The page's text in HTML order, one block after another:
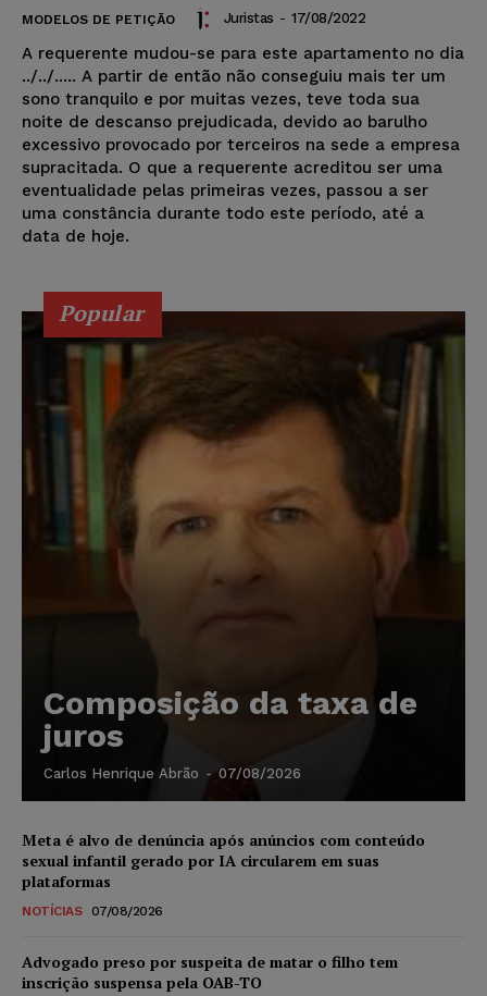
MODELOS DE PETIÇÃO Juristas - 17/08/2022
A requerente mudou-se para este apartamento no dia
../../..... A partir de então não conseguiu mais ter um
sono tranquilo e por muitas vezes, teve toda sua
noite de descanso prejudicada, devido ao barulho
excessivo provocado por terceiros na sede a empresa
supracitada. O que a requerente acreditou ser uma
eventualidade pelas primeiras vezes, passou a ser
uma constância durante todo este período, até a
data de hoje.
Popular
Composição da taxa de
juros
Carlos Henrique Abrão - 07/08/2026
Meta é alvo de denúncia após anúncios com conteúdo
sexual infantil gerado por IA circularem em suas
plataformas
NOTÍCIAS 07/08/2026
Advogado preso por suspeita de matar o filho tem
inscrição suspensa pela OAB-TO